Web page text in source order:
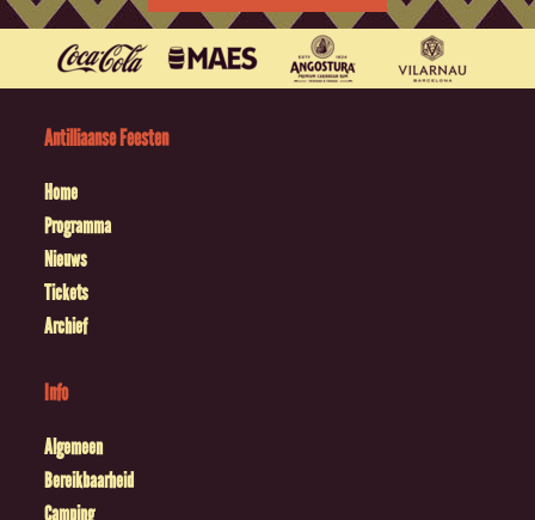
Antilliaanse Feesten
Home
Programma
Nieuws
Tickets
Archief
Info
Algemeen
Bereikbaarheid
Camping